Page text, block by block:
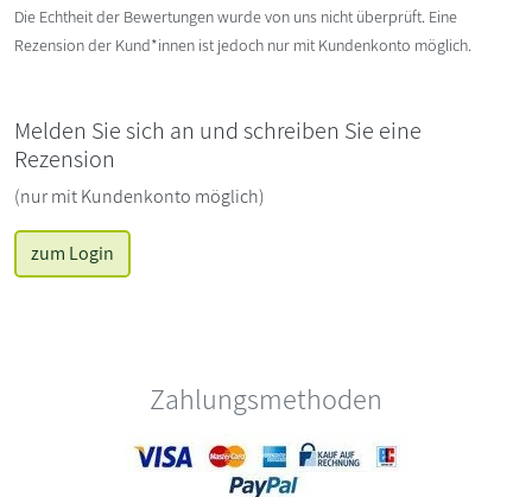
Die Echtheit der Bewertungen wurde von uns nicht überprüft. Eine
Rezension der Kund*innen ist jedoch nur mit Kundenkonto möglich.
Melden Sie sich an und schreiben Sie eine
Rezension
(nur mit Kundenkonto möglich)
zum Login
Zahlungsmethoden